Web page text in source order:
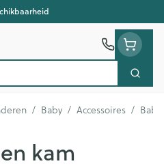
Zoek
/ Baby / Accessoires /
kam